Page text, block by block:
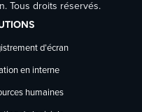
TechSmith
sur
YouTube
Tous droits réservés.
d’écran
en interne
humaines